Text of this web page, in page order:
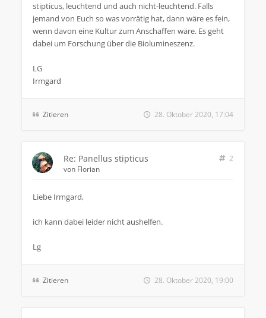
stipticus, leuchtend und auch nicht-leuchtend. Falls
jemand von Euch so was vorrätig hat, dann wäre es fein,
wenn davon eine Kultur zum Anschaffen wäre. Es geht
dabei um Forschung über die Biolumineszenz.
LG
Irmgard
Zitieren 28. Oktober 2020, 17:04
Re: Panellus stipticus
2
von Florian
Liebe Irmgard,
ich kann dabei leider nicht aushelfen.
Lg
Zitieren 28. Oktober 2020, 19:00